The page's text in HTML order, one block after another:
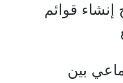
إنشاء قوائم
بين